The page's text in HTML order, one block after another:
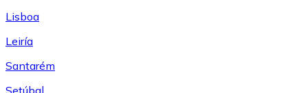
Lisboa
Leiría
Santarém